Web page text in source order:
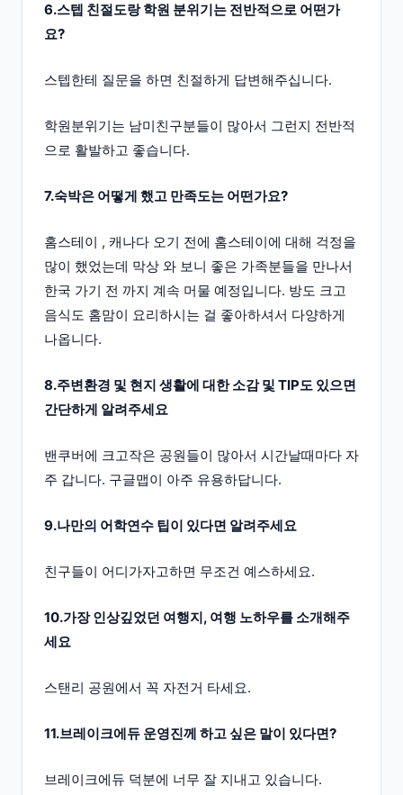
6.스텝 친절도랑 학원 분위기는 전반적으로 어떤가
요?
스텝한테 질문을 하면 친절하게 답변해주십니다.
학원분위기는 남미친구분들이 많아서 그런지 전반적
으로 활발하고 좋습니다.
7.숙박은 어떻게 했고 만족도는 어떤가요?
홈스테이 , 캐나다 오기 전에 홈스테이에 대해 걱정을
많이 했었는데 막상 와 보니 좋은 가족분들을 만나서
한국 가기 전 까지 계속 머물 예정입니다. 방도 크고
음식도 홈맘이 요리하시는 걸 좋아하셔서 다양하게
나옵니다.
8.주변환경 및 현지 생활에 대한 소감 및 TIP도 있으면
간단하게 알려주세요
밴쿠버에 크고작은 공원들이 많아서 시간날때마다 자
주 갑니다. 구글맵이 아주 유용하답니다.
9.나만의 어학연수 팁이 있다면 알려주세요
친구들이 어디가자고하면 무조건 예스하세요.
10.가장 인상깊었던 여행지, 여행 노하우를 소개해주
세요
스탠리 공원에서 꼭 자전거 타세요.
11.브레이크에듀 운영진께 하고 싶은 말이 있다면?
브레이크에듀 덕분에 너무 잘 지내고 있습니다.